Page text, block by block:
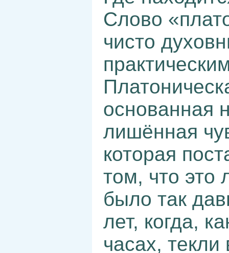
Слово
чисто
основанная
лишённая
которая
том, что это
было так
лет, когда,
часах,